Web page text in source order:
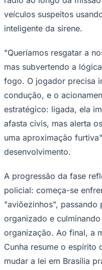
São Paulo
veículos suspeitos
inteligente da sirene.
"Queríamos resgatar a
mas subvertendo a
fogo. O jogador precisa
condução, e o
estratégico: ligada, ela
afasta civis, mas alerta
uma aproximação
desenvolvimento.
A progressão da fase
policial: começa-se
"aviõezinhos", passando
organizado e
organização. Ao final, a
Cunha resume o espírito
mudar a lei em Brasília